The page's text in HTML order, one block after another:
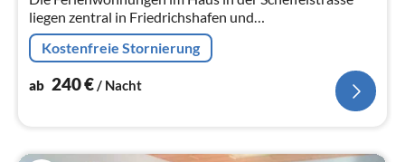
liegen zentral in Friedrichshafen und
Sehenswürdigkeiten, Unternehmen oder Hafen und
Bahnhof sind in wenigen Auto- oder Gehminute...
Kostenfreie Stornierung
ab 240€/ Nacht